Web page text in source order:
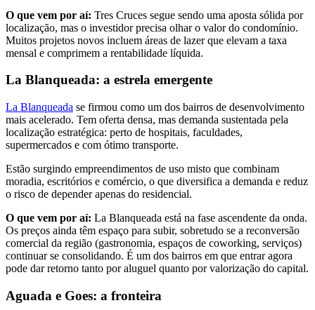
O que vem por aí: Tres Cruces segue sendo uma aposta sólida por
localização, mas o investidor precisa olhar o valor do condomínio.
Muitos projetos novos incluem áreas de lazer que elevam a taxa
mensal e comprimem a rentabilidade líquida.
La Blanqueada: a estrela emergente
La Blanqueada se firmou como um dos bairros de desenvolvimento
mais acelerado. Tem oferta densa, mas demanda sustentada pela
localização estratégica: perto de hospitais, faculdades,
supermercados e com ótimo transporte.
Estão surgindo empreendimentos de uso misto que combinam
moradia, escritórios e comércio, o que diversifica a demanda e reduz
o risco de depender apenas do residencial.
O que vem por aí: La Blanqueada está na fase ascendente da onda.
Os preços ainda têm espaço para subir, sobretudo se a reconversão
comercial da região (gastronomia, espaços de coworking, serviços)
continuar se consolidando. É um dos bairros em que entrar agora
pode dar retorno tanto por aluguel quanto por valorização do capital.
Aguada e Goes: a fronteira